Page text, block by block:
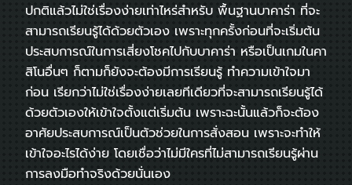
ปกติแล้วไม่ใช่เรื่องง่ายเท่าไหร่สำหรับ พื้นฐานบาคาร่า ที่จะ
สามารถเรียนรู้ได้ด้วยตัวเอง เพราะทุกครั้งก่อนที่จะเริ่มต้น
ประสบการณ์ในการเสี่ยงโชคไปกับบาคาร่า หรือเป็นเกมในคา
สิโนอื่นๆ ก็ตามก็ยังจะต้องมีการเรียนรู้ ทำความเข้าใจมา
ก่อน เรียกว่าไม่ใช่เรื่องง่ายเลยทีเดียวที่จะสามารถเรียนรู้ได้
ด้วยตัวเองให้เข้าใจตั้งแต่เริ่มต้น เพราะฉะนั้นแล้วก็จะต้อง
อาศัยประสบการณ์เป็นตัวช่วยในการสั่งสอน เพราะจะทำให้
เข้าใจอะไรได้ง่าย โดยเชื่อว่าไม่มีใครที่ไม่สามารถเรียนรู้ผ่าน
การลงมือทำจริงด้วยนั่นเอง